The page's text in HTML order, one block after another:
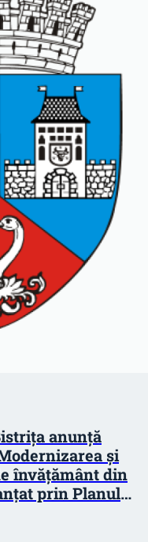
anunță
și
învățământ din
prin Planul